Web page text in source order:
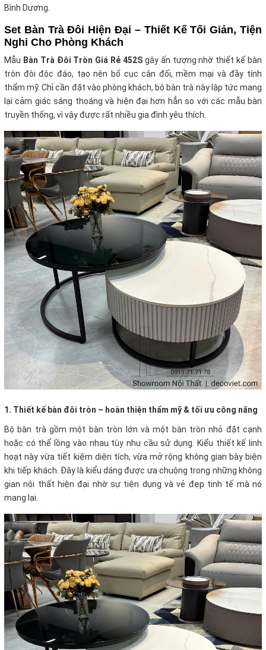
Bình Dương.
Set Bàn Trà Đôi Hiện Đại – Thiết Kế Tối Giản, Tiện
Nghi Cho Phòng Khách
Mẫu Bàn Trà Đôi Tròn Giá Rẻ 452S gây ấn tượng nhờ thiết kế bàn
tròn đôi độc đáo, tạo nên bố cục cân đối, mềm mại và đầy tính
thẩm mỹ. Chỉ cần đặt vào phòng khách, bộ bàn trà này lập tức mang
lại cảm giác sáng thoáng và hiện đại hơn hẳn so với các mẫu bàn
truyền thống, vì vậy được rất nhiều gia đình yêu thích.
1. Thiết kế bàn đôi tròn – hoàn thiện thẩm mỹ & tối ưu công năng
Bộ bàn trà gồm một bàn tròn lớn và một bàn tròn nhỏ đặt cạnh
hoặc có thể lồng vào nhau tùy nhu cầu sử dụng. Kiểu thiết kế linh
hoạt này vừa tiết kiệm diện tích, vừa mở rộng không gian bày biện
khi tiếp khách. Đây là kiểu dáng được ưa chuộng trong những không
gian nội thất hiện đại nhờ sự tiện dụng và vẻ đẹp tinh tế mà nó
mang lại.